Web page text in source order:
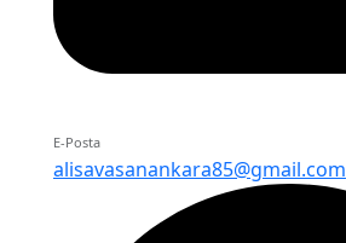
E-Posta
alisavasanankara85@gmail.com